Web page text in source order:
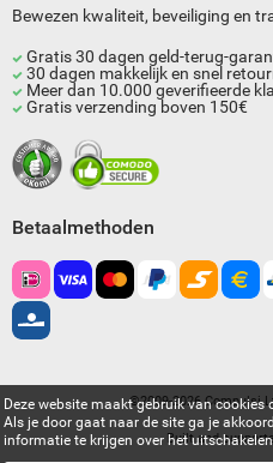
Deze website maakt gebruik van cookies
Als je door gaat naar de site ga je
informatie te krijgen over het
Bewezen kwaliteit, beveiliging en
Gratis 30 dagen geld-terug-
30 dagen makkelijk en snel
Meer dan 10.000 geverifieerde
Gratis verzending boven 150€
Betaalmethoden
©2009-2026 Compulsi
Built and